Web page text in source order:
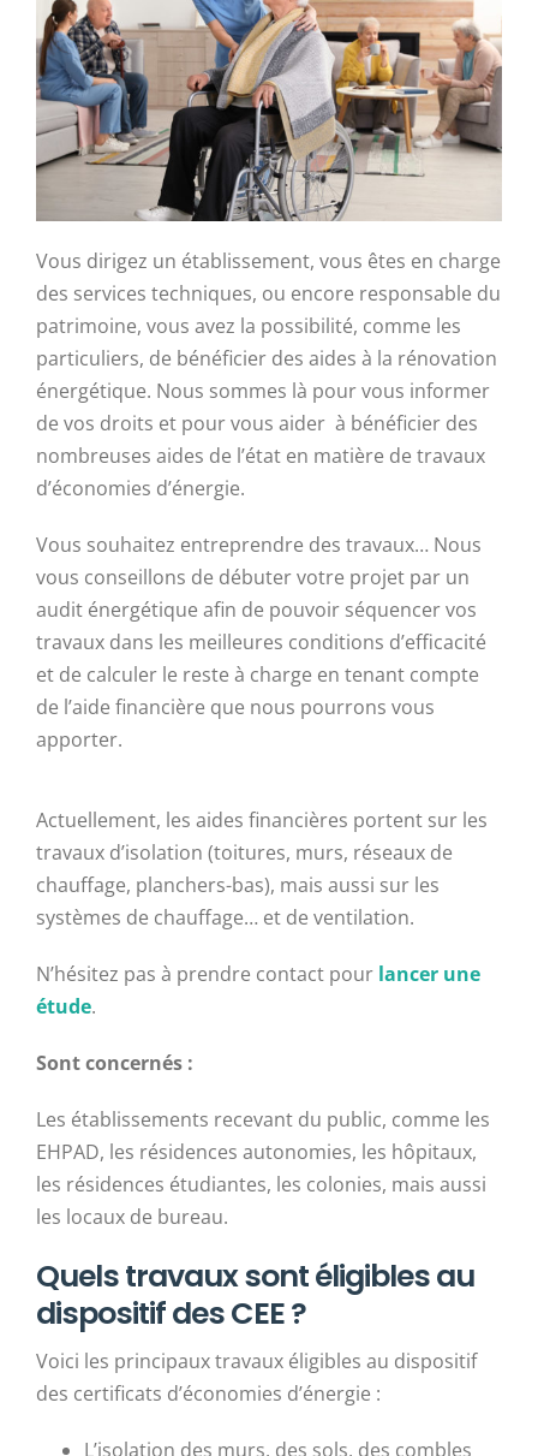
Vous dirigez un établissement, vous êtes en charge
des services techniques, ou encore responsable du
patrimoine, vous avez la possibilité, comme les
particuliers, de bénéficier des aides à la rénovation
énergétique. Nous sommes là pour vous informer
de vos droits et pour vous aider à bénéficier des
nombreuses aides de l’état en matière de travaux
d’économies d’énergie.
Vous souhaitez entreprendre des travaux… Nous
vous conseillons de débuter votre projet par un
audit énergétique afin de pouvoir séquencer vos
travaux dans les meilleures conditions d’efficacité
et de calculer le reste à charge en tenant compte
de l’aide financière que nous pourrons vous
apporter.
Actuellement, les aides financières portent sur les
travaux d’isolation (toitures, murs, réseaux de
chauffage, planchers-bas), mais aussi sur les
systèmes de chauffage… et de ventilation.
N’hésitez pas à prendre contact pour lancer une
étude.
Sont concernés :
Les établissements recevant du public, comme les
EHPAD, les résidences autonomies, les hôpitaux,
les résidences étudiantes, les colonies, mais aussi
les locaux de bureau.
Quels travaux sont éligibles au
dispositif des CEE ?
Voici les principaux travaux éligibles au dispositif
des certificats d’économies d’énergie :
L’isolation des murs, des sols, des combles